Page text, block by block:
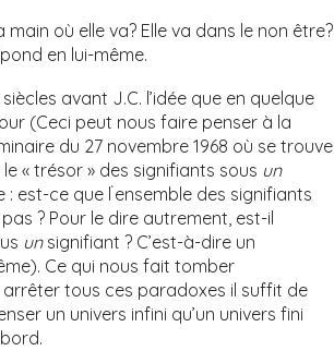
où elle va? Elle va dans le non être?
en lui-même.
avant J.C. l’idée que en quelque
(Ceci peut nous faire penser à la
du 27 novembre 1968 où se trouve
« trésor » des signifiants sous un
: est-ce que l‘ensemble des signifiants
? Pour le dire autrement, est-il
un signifiant ? C’est-à-dire un
Ce qui nous fait tomber
arrêter tous ces paradoxes il suffit de
un univers infini qu’un univers fini